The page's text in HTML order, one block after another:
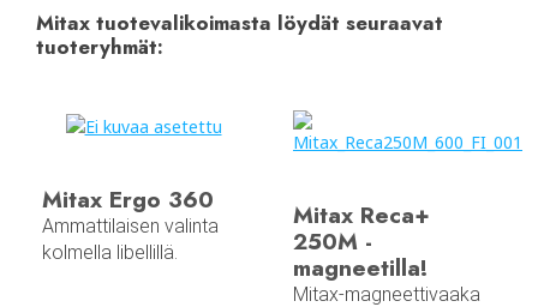
Mitax tuotevalikoimasta löydät seuraavat
tuoteryhmät:
Mitax Ergo 360
Ammattilaisen valinta
kolmella libellillä.
Mitax Reca+
250M -
magneetilla!
Mitax-magneettivaaka